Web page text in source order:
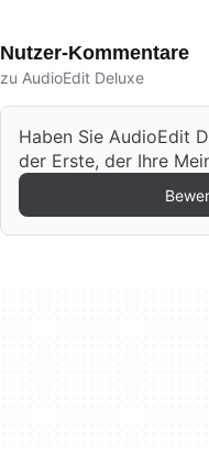
Nutzer-Kommentare
zu AudioEdit Deluxe
Haben Sie AudioEdit
der Erste, der Ihre